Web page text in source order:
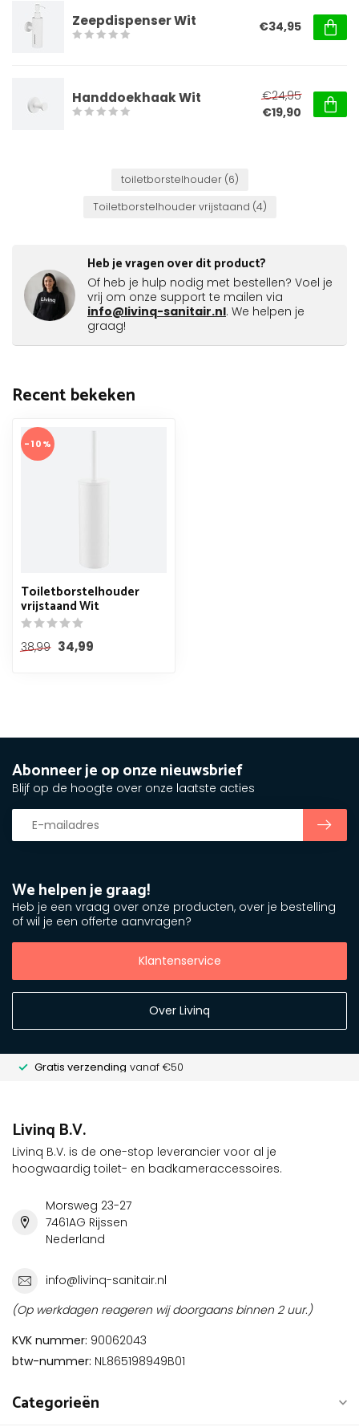
Zeepdispenser Wit €34,95
Handdoekhaak Wit
€24,95
€19,90
toiletborstelhouder (6)
Toiletborstelhouder vrijstaand (4)
Heb je vragen over dit product?
Of heb je hulp nodig met bestellen? Voel je
vrij om onze support te mailen via
info@livinq-sanitair.nl. We helpen je
graag!
Recent bekeken
-10%
Toiletborstelhouder
vrijstaand Wit
38,99 34,99
We helpen je graag!
Heb je een vraag over onze producten, over je bestelling
of wil je een offerte aanvragen?
Klantenservice
Over Livinq
Abonneer je op onze nieuwsbrief
Blijf op de hoogte over onze laatste acties
Gratis verzending vanaf €50
Livinq B.V.
Livinq B.V. is de one-stop leverancier voor al je
hoogwaardig toilet- en badkameraccessoires.
Morsweg 23-27
7461AG Rijssen
Nederland
info@livinq-sanitair.nl
(Op werkdagen reageren wij doorgaans binnen 2 uur.)
KVK nummer: 90062043
btw-nummer: NL865198949B01
Categorieën